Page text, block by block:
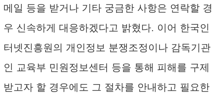
메일 등을 받거나 기타 궁금한 사항은 연락할 경
우 신속하게 대응하겠다고 밝혔다. 이어 한국인
터넷진흥원의 개인정보 분쟁조정이나 감독기관
인 교육부 민원정보센터 등을 통해 피해를 구제
받고자 할 경우에도 그 절차를 안내하고 필요한